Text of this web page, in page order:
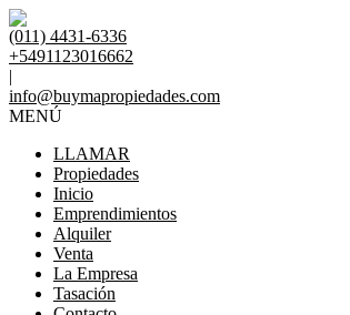
(011) 4431-6336
+5491123016662
|
info@buymapropiedades.com
MENÚ
LLAMAR
Propiedades
Inicio
Emprendimientos
Alquiler
Venta
La Empresa
Tasación